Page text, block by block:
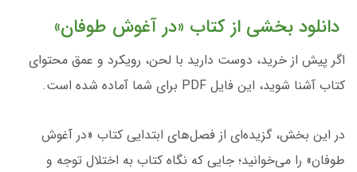
دانلود بخشی از کتاب «در آغوش طوفان»
اگر پیش از خرید، دوست دارید با لحن، رویکرد و عمق محتوای
کتاب آشنا شوید، این فایل PDF برای شما آماده شده است.
در این بخش، گزیده‌ای از فصل‌های ابتدایی کتاب «در آغوش
طوفان» را می‌خوانید؛ جایی که نگاه کتاب به اختلال توجه و